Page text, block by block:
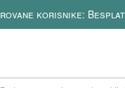
korisnike: